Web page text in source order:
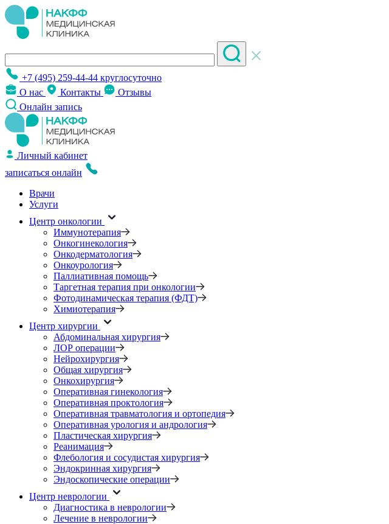
+7 (495) 259-44-44 круглосуточно
О нас
Контакты
Отзывы
Онлайн запись
Личный кабинет
записаться онлайн
Врачи
Услуги
Центр онкологии
Иммунотерапия
Онкогинекология
Онкодерматология
Онкоурология
Паллиативная помощь
Таргетная терапия при онкологии
Фотодинамическая терапия (ФДТ)
Химиотерапия
Центр хирургии
Абдоминальная хирургия
ЛОР операции
Нейрохирургия
Общая хирургия
Онкохирургия
Оперативная гинекология
Оперативная проктология
Оперативная травматология и ортопедия
Оперативная урология и андрология
Пластическая хирургия
Реанимация
Флебология и сосудистая хирургия
Эндокринная хирургия
Эндоскопические операции
Центр неврологии
Диагностика в неврологии
Лечение в неврологии